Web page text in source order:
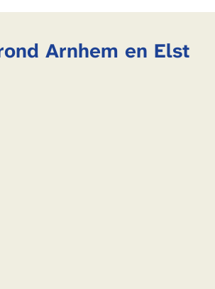
Arnhem en Elst